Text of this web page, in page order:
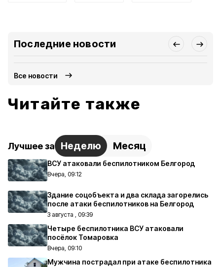
Последние новости
Все новости
Читайте также
Лучшее за Неделю Месяц
ВСУ атаковали беспилотником Белгород
Вчера, 09:12
Здание соцобъекта и два склада загорелись
после атаки беспилотников на Белгород
3 августа , 09:39
Четыре беспилотника ВСУ атаковали
посёлок Томаровка
Вчера, 09:10
Мужчина пострадал при атаке беспилотника